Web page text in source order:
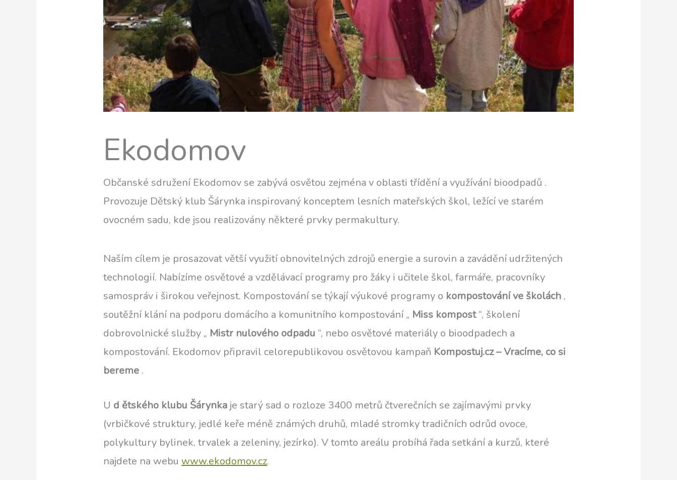
Ekodomov
Občanské sdružení Ekodomov se zabývá osvětou zejména v oblasti třídění a využívání bioodpadů .
Provozuje Dětský klub Šárynka inspirovaný konceptem lesních mateřských škol, ležící ve starém
ovocném sadu, kde jsou realizovány některé prvky permakultury.
Naším cílem je prosazovat větší využití obnovitelných zdrojů energie a surovin a zavádění udržitených
technologií. Nabízíme osvětové a vzdělávací programy pro žáky i učitele škol, farmáře, pracovníky
samospráv i širokou veřejnost. Kompostování se týkají výukové programy o kompostování ve školách ,
soutěžní klání na podporu domácího a komunitního kompostování „ Miss kompost“, školení
dobrovolnické služby „ Mistr nulového odpadu “, nebo osvětové materiály o bioodpadech a
kompostování. Ekodomov připravil celorepublikovou osvětovou kampaň Kompostuj.cz – Vracíme, co si
bereme .
U d ětského klubu Šárynka je starý sad o rozloze 3400 metrů čtverečních se zajímavými prvky
(vrbičkové struktury, jedlé keře méně známých druhů, mladé stromky tradičních odrůd ovoce,
polykultury bylinek, trvalek a zeleniny, jezírko). V tomto areálu probíhá řada setkání a kurzů, které
najdete na webu www.ekodomov.cz.